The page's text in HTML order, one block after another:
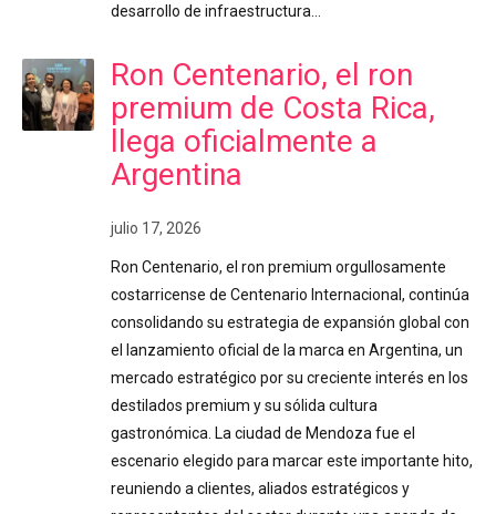
desarrollo de infraestructura…
Ron Centenario, el ron
premium de Costa Rica,
llega oficialmente a
Argentina
julio 17, 2026
Ron Centenario, el ron premium orgullosamente
costarricense de Centenario Internacional, continúa
consolidando su estrategia de expansión global con
el lanzamiento oficial de la marca en Argentina, un
mercado estratégico por su creciente interés en los
destilados premium y su sólida cultura
gastronómica. La ciudad de Mendoza fue el
escenario elegido para marcar este importante hito,
reuniendo a clientes, aliados estratégicos y